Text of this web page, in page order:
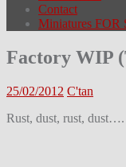
Contact
Miniatures FOR
Factory WIP
25/02/2012 C'tan
Rust, dust, rust, dust….